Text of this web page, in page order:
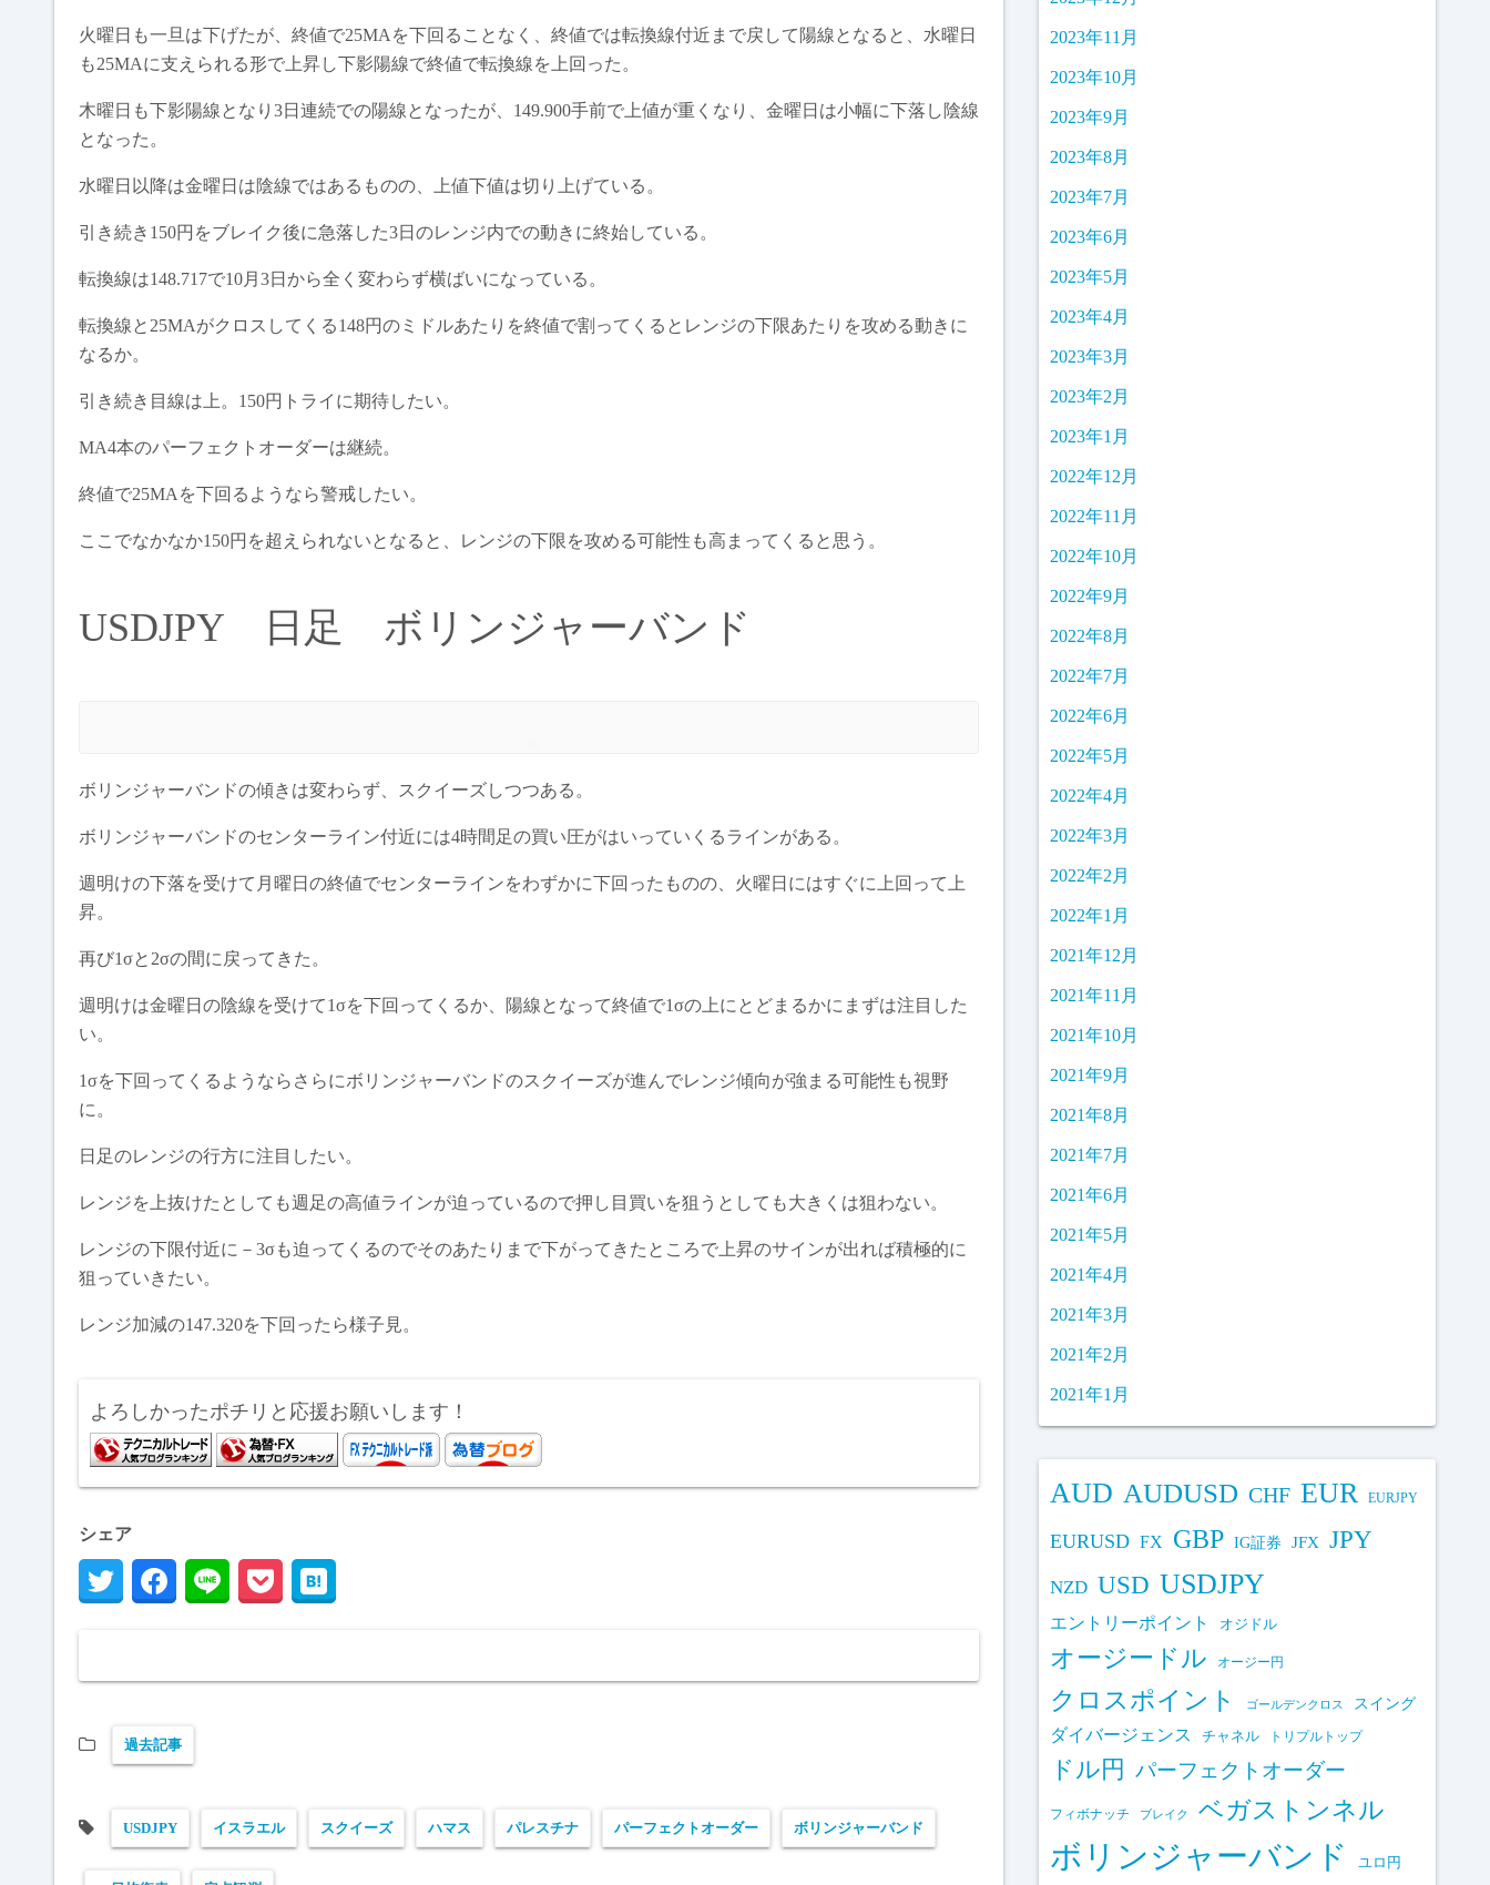
火曜日も一旦は下げたが、終値で25MAを下回ることなく、終値では転換線付近まで戻して陽線となると、水曜日
も25MAに支えられる形で上昇し下影陽線で終値で転換線を上回った。
木曜日も下影陽線となり3日連続での陽線となったが、149.900手前で上値が重くなり、金曜日は小幅に下落し陰線
となった。
水曜日以降は金曜日は陰線ではあるものの、上値下値は切り上げている。
引き続き150円をブレイク後に急落した3日のレンジ内での動きに終始している。
転換線は148.717で10月3日から全く変わらず横ばいになっている。
転換線と25MAがクロスしてくる148円のミドルあたりを終値で割ってくるとレンジの下限あたりを攻める動きに
なるか。
引き続き目線は上。150円トライに期待したい。
MA4本のパーフェクトオーダーは継続。
終値で25MAを下回るようなら警戒したい。
ここでなかなか150円を超えられないとなると、レンジの下限を攻める可能性も高まってくると思う。
USDJPY 日足 ボリンジャーバンド
ボリンジャーバンドの傾きは変わらず、スクイーズしつつある。
ボリンジャーバンドのセンターライン付近には4時間足の買い圧がはいっていくるラインがある。
週明けの下落を受けて月曜日の終値でセンターラインをわずかに下回ったものの、火曜日にはすぐに上回って上
昇。
再び1σと2σの間に戻ってきた。
週明けは金曜日の陰線を受けて1σを下回ってくるか、陽線となって終値で1σの上にとどまるかにまずは注目した
い。
1σを下回ってくるようならさらにボリンジャーバンドのスクイーズが進んでレンジ傾向が強まる可能性も視野
に。
日足のレンジの行方に注目したい。
レンジを上抜けたとしても週足の高値ラインが迫っているので押し目買いを狙うとしても大きくは狙わない。
レンジの下限付近に－3σも迫ってくるのでそのあたりまで下がってきたところで上昇のサインが出れば積極的に
狙っていきたい。
レンジ加減の147.320を下回ったら様子見。
よろしかったポチリと応援お願いします！
シェア
過去記事
USDJPY イスラエル スクイーズ ハマス パレスチナ パーフェクトオーダー ボリンジャーバンド
2023年11月
2023年10月
2023年9月
2023年8月
2023年7月
2023年6月
2023年5月
2023年4月
2023年3月
2023年2月
2023年1月
2022年12月
2022年11月
2022年10月
2022年9月
2022年8月
2022年7月
2022年6月
2022年5月
2022年4月
2022年3月
2022年2月
2022年1月
2021年12月
2021年11月
2021年10月
2021年9月
2021年8月
2021年7月
2021年6月
2021年5月
2021年4月
2021年3月
2021年2月
2021年1月
AUD AUDUSD CHF EUR EURJPY
EURUSD FX GBP IG証券 JFX JPY
NZD USD USDJPY
エントリーポイント オジドル
オージードル オージー円
クロスポイント ゴールデンクロス スイング
ダイバージェンス チャネル トリプルトップ
ドル円 パーフェクトオーダー
フィボナッチ ブレイク ベガストンネル
ボリンジャーバンド ユロ円